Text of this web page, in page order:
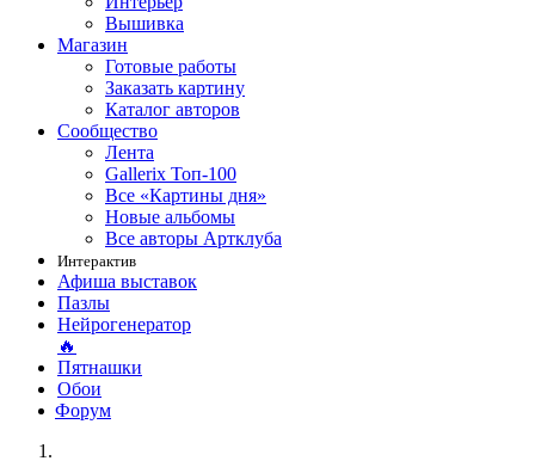
Вышивка
Магазин
Готовые работы
Заказать картину
Каталог авторов
Сообщество
Лента
Gallerix Топ-100
Все «Картины дня»
Новые альбомы
Все авторы Артклуба
Интерактив
Афиша выставок
Пазлы
Нейрогенератор
🔥
Пятнашки
Обои
Форум